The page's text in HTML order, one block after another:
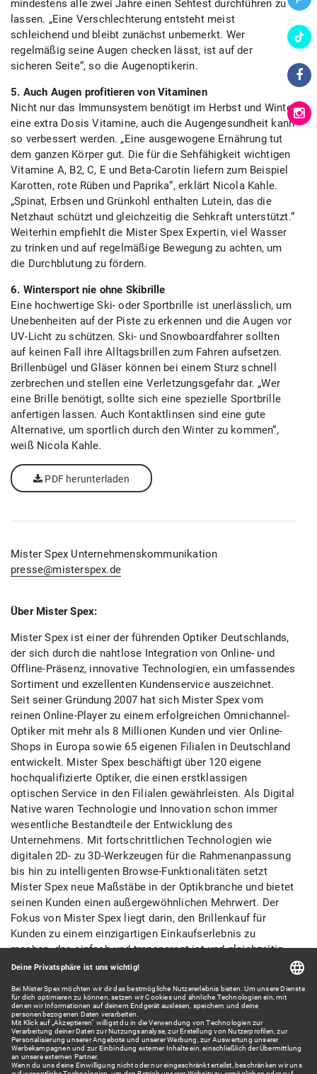
mindestens alle zwei Jahre einen Sehtest durchführen zu
lassen. „Eine Verschlechterung entsteht meist
schleichend und bleibt zunächst unbemerkt. Wer
regelmäßig seine Augen checken lässt, ist auf der
sicheren Seite“, so die Augenoptikerin.
5. Auch Augen profitieren von Vitaminen
Nicht nur das Immunsystem benötigt im Herbst und Winter
eine extra Dosis Vitamine, auch die Augengesundheit kann
so verbessert werden. „Eine ausgewogene Ernährung tut
dem ganzen Körper gut. Die für die Sehfähigkeit wichtigen
Vitamine A, B2, C, E und Beta-Carotin liefern zum Beispiel
Karotten, rote Rüben und Paprika“, erklärt Nicola Kahle.
„Spinat, Erbsen und Grünkohl enthalten Lutein, das die
Netzhaut schützt und gleichzeitig die Sehkraft unterstützt.“
Weiterhin empfiehlt die Mister Spex Expertin, viel Wasser
zu trinken und auf regelmäßige Bewegung zu achten, um
die Durchblutung zu fördern.
6. Wintersport nie ohne Skibrille
Eine hochwertige Ski- oder Sportbrille ist unerlässlich, um
Unebenheiten auf der Piste zu erkennen und die Augen vor
UV-Licht zu schützen. Ski- und Snowboardfahrer sollten
auf keinen Fall ihre Alltagsbrillen zum Fahren aufsetzen.
Brillenbügel und Gläser können bei einem Sturz schnell
zerbrechen und stellen eine Verletzungsgefahr dar. „Wer
eine Brille benötigt, sollte sich eine spezielle Sportbrille
anfertigen lassen. Auch Kontaktlinsen sind eine gute
Alternative, um sportlich durch den Winter zu kommen“,
weiß Nicola Kahle.
PDF herunterladen
Mister Spex Unternehmenskommunikation
presse@misterspex.de
Über Mister Spex:
Mister Spex ist einer der führenden Optiker Deutschlands,
der sich durch die nahtlose Integration von Online- und
Offline-Präsenz, innovative Technologien, ein umfassendes
Sortiment und exzellenten Kundenservice auszeichnet.
Seit seiner Gründung 2007 hat sich Mister Spex vom
reinen Online-Player zu einem erfolgreichen Omnichannel-
Optiker mit mehr als 8 Millionen Kunden und vier Online-
Shops in Europa sowie 65 eigenen Filialen in Deutschland
entwickelt. Mister Spex beschäftigt über 120 eigene
hochqualifizierte Optiker, die einen erstklassigen
optischen Service in den Filialen gewährleisten. Als Digital
Native waren Technologie und Innovation schon immer
wesentliche Bestandteile der Entwicklung des
Unternehmens. Mit fortschrittlichen Technologien wie
digitalen 2D- zu 3D-Werkzeugen für die Rahmenanpassung
bis hin zu intelligenten Browse-Funktionalitäten setzt
Mister Spex neue Maßstäbe in der Optikbranche und bietet
seinen Kunden einen außergewöhnlichen Mehrwert. Der
Fokus von Mister Spex liegt darin, den Brillenkauf für
Kunden zu einem einzigartigen Einkaufserlebnis zu
machen, das einfach und transparent ist und gleichzeitig
Spaß macht – in einer Kombination aus einem
Produkten mit umfangreicher Optik-Expertise und Beratung
durch den Kundenservice, eigenen Filialen und einem
umfangreichen Partnernetzwerk aus Optikern.